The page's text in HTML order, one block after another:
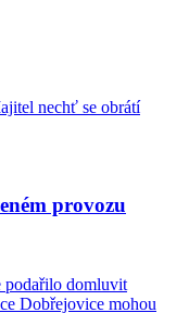
nechť se obrátí
provozu
podařilo domluvit
Dobřejovice mohou